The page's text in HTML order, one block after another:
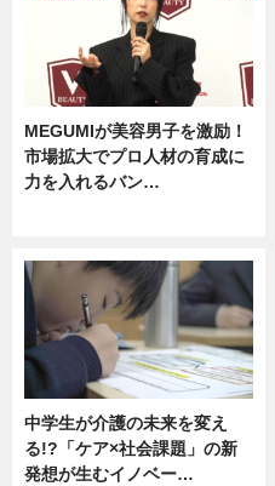
MEGUMIが美容男子を激励！
市場拡大でプロ人材の育成に
力を入れるバン…
中学生が介護の未来を変え
る!?「ケア×社会課題」の新
発想が生むイノベー…